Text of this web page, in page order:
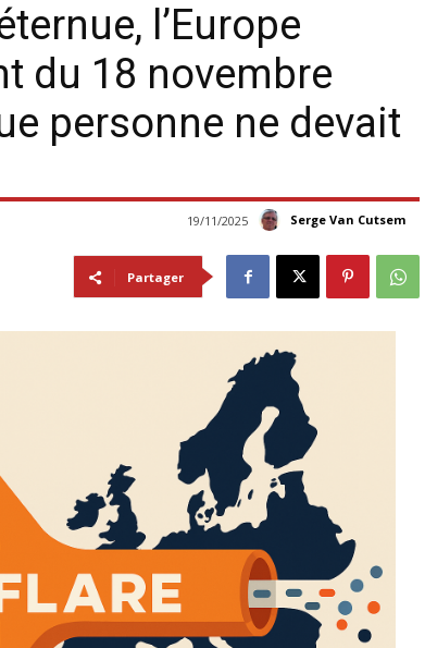
l’Europe
du 18 novembre
personne ne devait
Serge Van Cutsem
19/11/2025
Partager